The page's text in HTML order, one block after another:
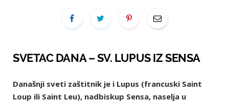
SVETAC DANA – SV. LUPUS IZ SENSA
Današnji sveti zaštitnik je i Lupus (francuski Saint
Loup ili Saint Leu), nadbiskup Sensa, naselja u